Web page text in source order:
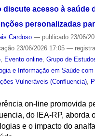
discute acesso à saúde
personalizadas
Cardoso — publicado23/06/
23/06/2026 17:05 —
, Evento online, Grupo de
e Informação em Saúde
Vulneráveis (Confluencia),
on-line promovida
do IEA-RP, aborda
e o impacto do